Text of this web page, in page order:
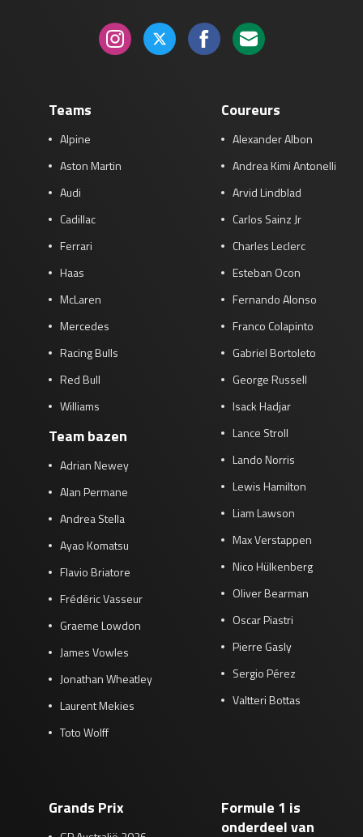
Teams
Alpine
Aston Martin
Audi
Cadillac
Ferrari
Haas
McLaren
Mercedes
Racing Bulls
Red Bull
Williams
Team bazen
Adrian Newey
Alan Permane
Andrea Stella
Ayao Komatsu
Flavio Briatore
Frédéric Vasseur
Graeme Lowdon
James Vowles
Jonathan Wheatley
Laurent Mekies
Toto Wolff
Coureurs
Alexander Albon
Andrea Kimi Antonelli
Arvid Lindblad
Carlos Sainz Jr
Charles Leclerc
Esteban Ocon
Fernando Alonso
Franco Colapinto
Gabriel Bortoleto
George Russell
Isack Hadjar
Lance Stroll
Lando Norris
Lewis Hamilton
Liam Lawson
Max Verstappen
Nico Hülkenberg
Oliver Bearman
Oscar Piastri
Pierre Gasly
Sergio Pérez
Valtteri Bottas
Grands Prix
Formule 1 is
onderdeel van